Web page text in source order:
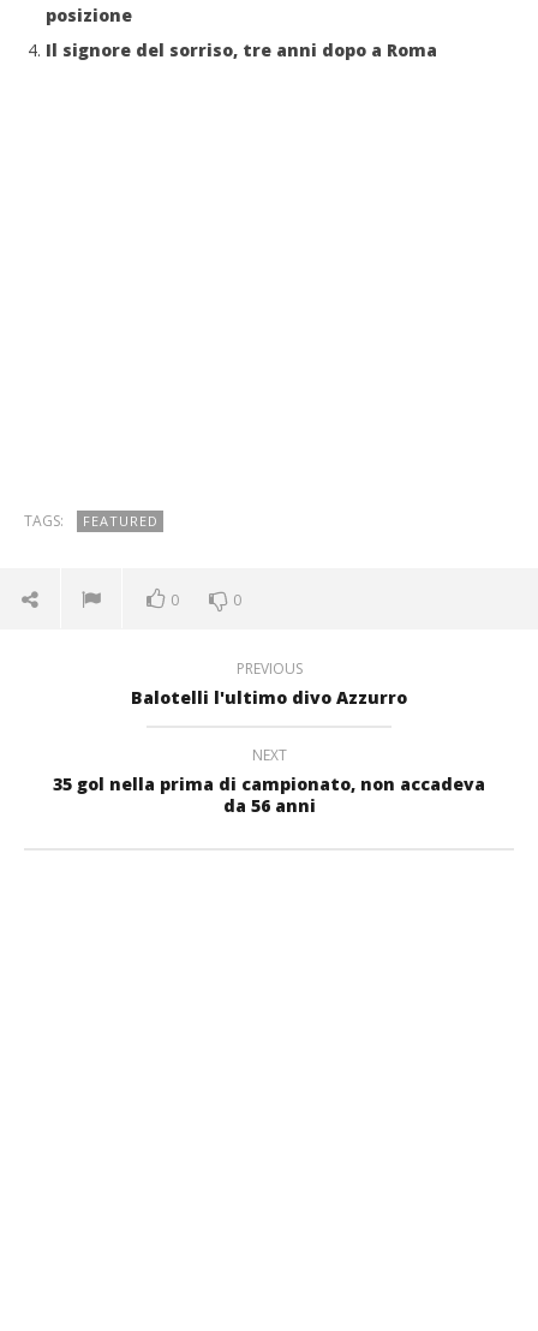
posizione
Il signore del sorriso, tre anni dopo a Roma
TAGS: FEATURED
0 0
PREVIOUS
Balotelli l'ultimo divo Azzurro
NEXT
35 gol nella prima di campionato, non accadeva
da 56 anni